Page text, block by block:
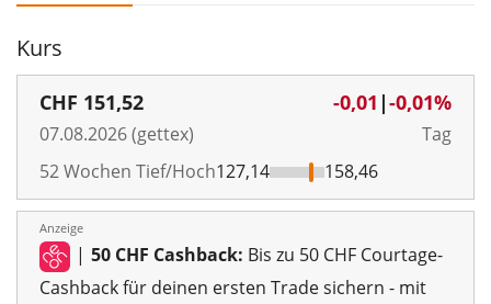
Kurs
CHF 151,52
07.08.2026 (gettex)
-0,01 |-0,01%
Tag
52 Wochen Tief/Hoch127,14 158,46
Anzeige
| 50 CHF Cashback: Bis zu 50 CHF Courtage-
Cashback für deinen ersten Trade sichern - mit